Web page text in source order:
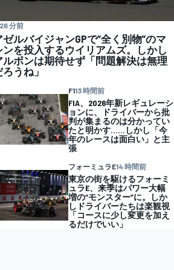
26 分前
ゼルバイジャンGPで”全く別物”のマ
ンを投入するウイリアムズ。しかし
ルボンは期待せず「問題解決は無理
うね」
F113 時間前
FIA、2026年新レギュレーシ
ョンに、ドライバーから批
判が集まるのは分かってい
たと明かす……しかし「今
年のレースは面白い」と主
張
フォーミュラE14 時間前
東京の街を駆けるフォーミ
ュラE、来季はパワー大幅
増の“モンスター”に。しか
しドライバーたちは楽観視
「コースに少し変更を加え
るだけでいい」